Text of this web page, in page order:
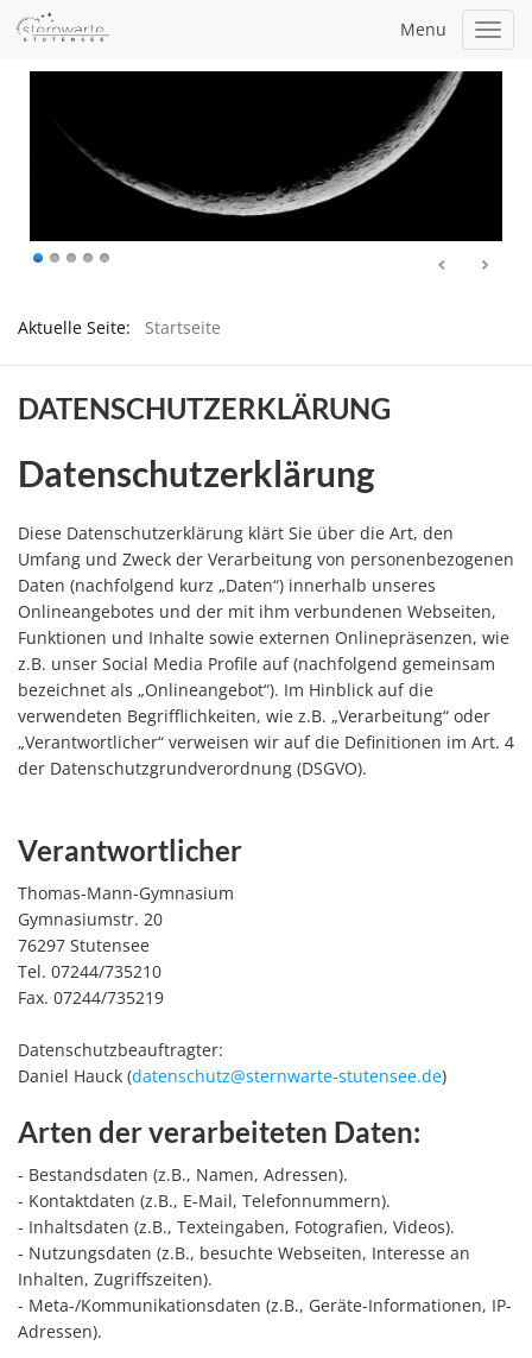
Menu
Aktuelle Seite: Startseite
DATENSCHUTZERKLÄRUNG
Datenschutzerklärung
Diese Datenschutzerklärung klärt Sie über die Art, den
Umfang und Zweck der Verarbeitung von personenbezogenen
Daten (nachfolgend kurz „Daten“) innerhalb unseres
Onlineangebotes und der mit ihm verbundenen Webseiten,
Funktionen und Inhalte sowie externen Onlinepräsenzen, wie
z.B. unser Social Media Profile auf (nachfolgend gemeinsam
bezeichnet als „Onlineangebot“). Im Hinblick auf die
verwendeten Begrifflichkeiten, wie z.B. „Verarbeitung“ oder
„Verantwortlicher“ verweisen wir auf die Definitionen im Art. 4
der Datenschutzgrundverordnung (DSGVO).
Verantwortlicher
Thomas-Mann-Gymnasium
Gymnasiumstr. 20
76297 Stutensee
Tel. 07244/735210
Fax. 07244/735219
Datenschutzbeauftragter:
Daniel Hauck (datenschutz@sternwarte-stutensee.de)
Arten der verarbeiteten Daten:
- Bestandsdaten (z.B., Namen, Adressen).
- Kontaktdaten (z.B., E-Mail, Telefonnummern).
- Inhaltsdaten (z.B., Texteingaben, Fotografien, Videos).
- Nutzungsdaten (z.B., besuchte Webseiten, Interesse an
Inhalten, Zugriffszeiten).
- Meta-/Kommunikationsdaten (z.B., Geräte-Informationen, IP-
Adressen).